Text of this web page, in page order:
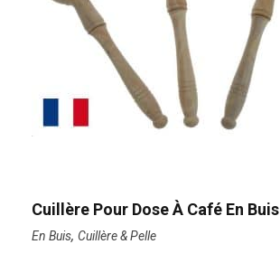
Cuillère Pour Dose À Café En Buis
En Buis, Cuillère & Pelle